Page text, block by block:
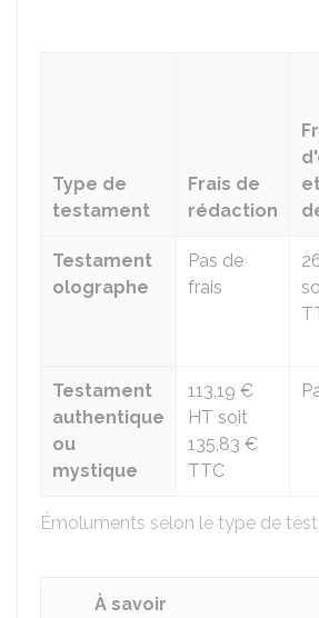
Émoluments selon le type de
Type de
testament
Frais de
rédaction
Testament
olographe
Pas de
frais
Testament
authentique
ou
mystique
113,19 €
HT soit
135,83 €
TTC
À savoir